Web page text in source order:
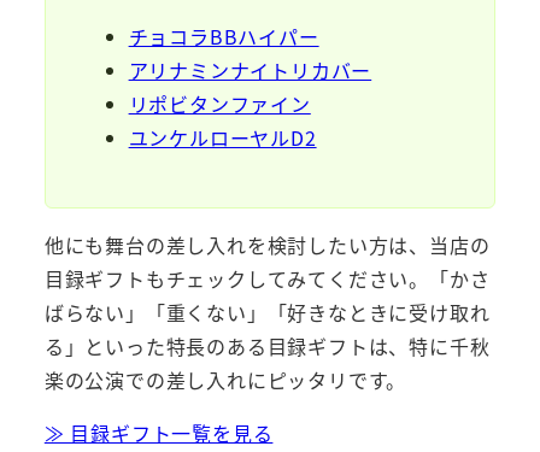
チョコラBBハイパー
アリナミンナイトリカバー
リポビタンファイン
ユンケルローヤルD2
他にも舞台の差し入れを検討したい方は、当店の
目録ギフトもチェックしてみてください。「かさ
ばらない」「重くない」「好きなときに受け取れ
る」といった特長のある目録ギフトは、特に千秋
楽の公演での差し入れにピッタリです。
≫ 目録ギフト一覧を見る